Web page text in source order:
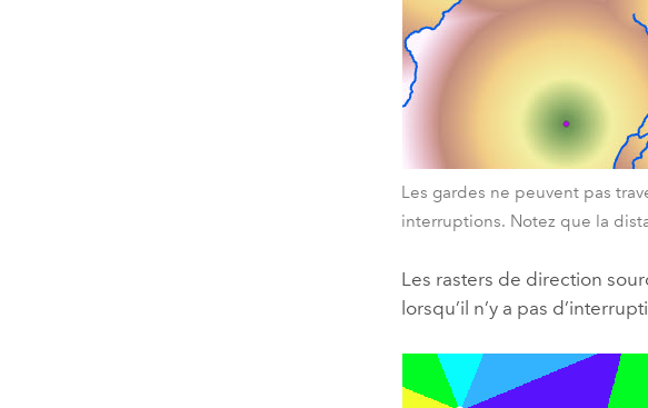
Les gardes ne peuvent pas
interruptions. Notez que la
Les rasters de direction
lorsqu’il n’y a pas